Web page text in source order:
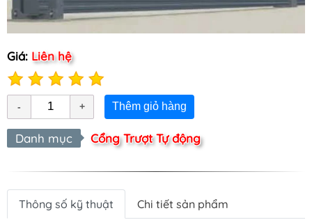
Giá: Liên hệ
Thêm giỏ hàng
Danh mục Cổng Trượt Tự động
Thông số kỹ thuật Chi tiết sản phẩm